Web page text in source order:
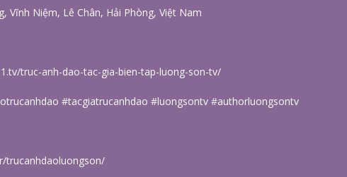
Vĩnh Niệm, Lê Chân, Hải Phòng, Việt Nam
truc-anh-dao-tac-gia-bien-tap-luong-son-tv/
#tacgiatrucanhdao #luongsontv #authorluongsontv
trucanhdaoluongson/